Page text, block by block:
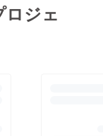
ロジェ